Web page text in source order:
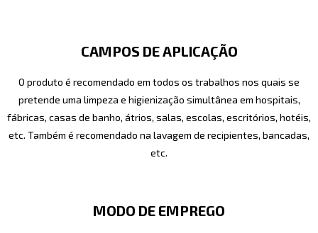
CAMPOS DE APLICAÇÃO
O produto é recomendado em todos os trabalhos nos quais se
pretende uma limpeza e higienização simultânea em hospitais,
fábricas, casas de banho, átrios, salas, escolas, escritórios, hotéis,
etc. Também é recomendado na lavagem de recipientes, bancadas,
etc.
MODO DE EMPREGO